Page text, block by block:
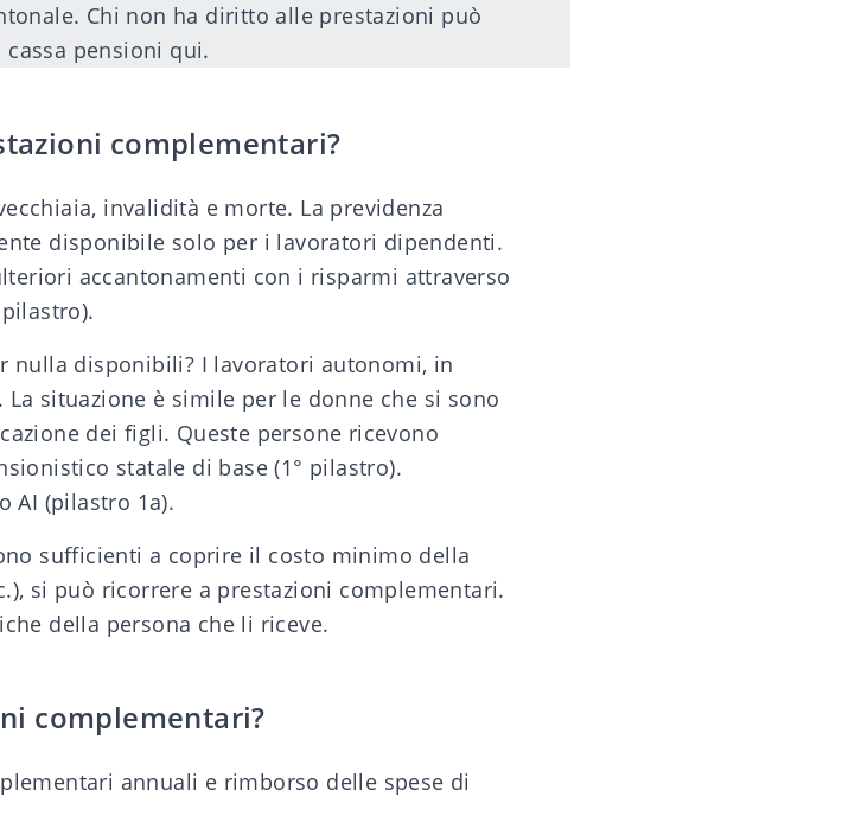
Chi non ha diritto alle prestazioni può
cassa pensioni qui.
complementari?
invalidità e morte. La previdenza
disponibile solo per i lavoratori dipendenti.
accantonamenti con i risparmi attraverso
.
nulla disponibili? I lavoratori autonomi, in
situazione è simile per le donne che si sono
dei figli. Queste persone ricevono
statale di base (1° pilastro).
AI (pilastro 1a).
sufficienti a coprire il costo minimo della
si può ricorrere a prestazioni complementari.
della persona che li riceve.
complementari?
annuali e rimborso delle spese di